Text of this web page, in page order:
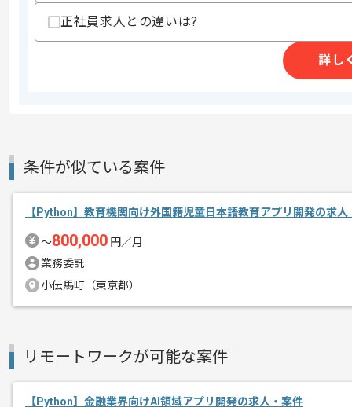
支払いサイト
15日
メント
高いコミュニケーション能力をお持ち
正社員求人との違いは?
詳し
条件が似ている案件
【Python】教育機関向け外国籍児童日本語教育アプリ開発の求人
〜800,000 円／月
業務委託
小伝馬町（東京都）
リモートワークが可能な案件
【Python】金融業界向けAI領域アプリ開発の求人・案件